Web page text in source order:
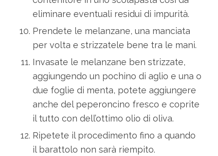
eliminare eventuali residui di impurità.
Prendete le melanzane, una manciata
per volta e strizzatele bene tra le mani.
Invasate le melanzane ben strizzate,
aggiungendo un pochino di aglio e una o
due foglie di menta, potete aggiungere
anche del peperoncino fresco e coprite
il tutto con dell’ottimo olio di oliva.
Ripetete il procedimento fino a quando
il barattolo non sarà riempito.